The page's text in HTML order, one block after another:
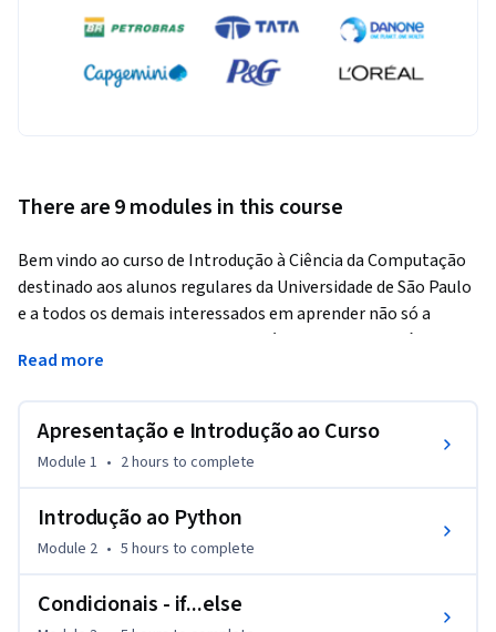
There are 9 modules in this course
Bem vindo ao curso de Introdução à Ciência da Computação
destinado aos alunos regulares da Universidade de São Paulo
e a todos os demais interessados em aprender não só a
programar em Python mas também os conceitos básicos da
Ciência da Computação!
de Ciência da Computação e também aprenderá a
desenvolver pequenos programas na linguagem Python.
Este curso não possui pré-requisitos. Não é esperado que
você tenha qualquer experiência prévia em programação, no
entanto, se supõe que o aluno domine os conceitos básicos
Read more
Apresentação e Introdução ao Curso
Module 1 • 2 hours to complete
Introdução ao Python
Module 2 • 5 hours to complete
Condicionais - if...else